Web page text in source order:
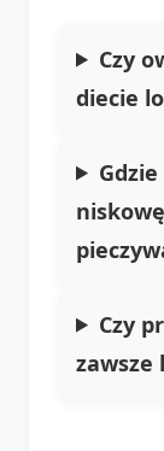
Czy
diecie
Czy
zawsze